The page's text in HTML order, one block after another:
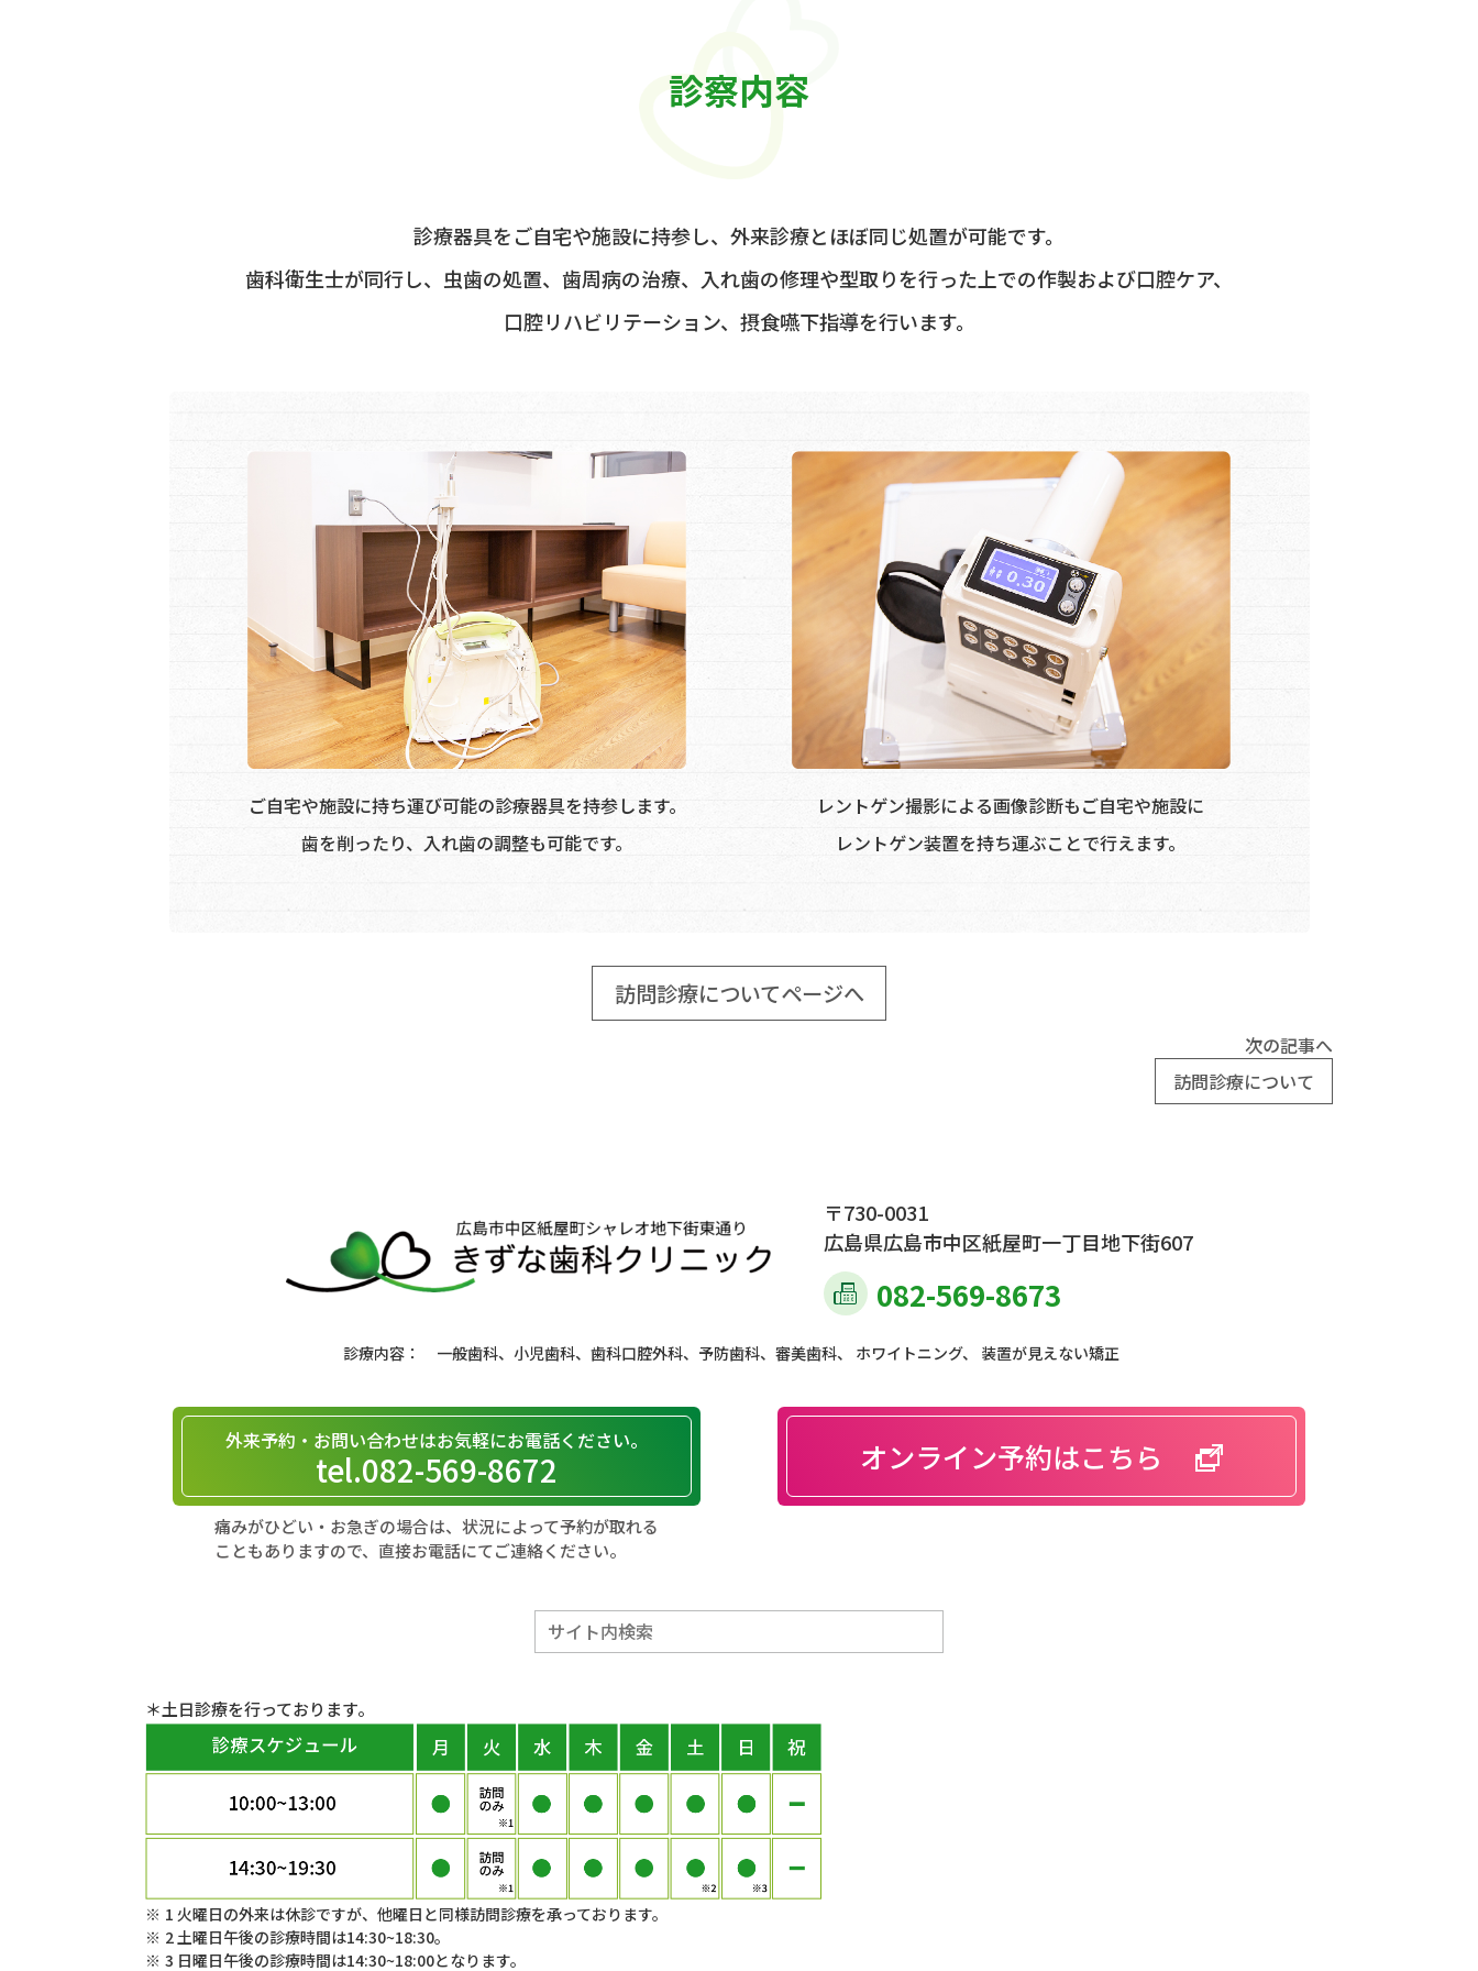
診察内容
診療器具をご自宅や施設に持参し、外来診療とほぼ同じ処置が可能です。
歯科衛生士が同行し、虫歯の処置、歯周病の治療、入れ歯の修理や型取りを行った上での作製および口腔ケア、
口腔リハビリテーション、摂食嚥下指導を行います。
ご自宅や施設に持ち運び可能の診療器具を持参します。
歯を削ったり、入れ歯の調整も可能です。
レントゲン撮影による画像診断もご自宅や施設に
レントゲン装置を持ち運ぶことで行えます。
訪問診療についてページへ
次の記事へ
訪問診療について
〒730-0031
広島県広島市中区紙屋町一丁目地下街607
082-569-8673
一般歯科、小児歯科、歯科口腔外科、予防歯科、 審美歯科、 ホワイトニング、 装置が見えない矯正
外来予約・お問い合わせはお気軽にお電話ください。
tel.082-569-8672
痛みがひどい・お急ぎの場合は、状況によって予約が取れる
こともありますので、直接お電話にてご連絡ください。
オンライン予約はこちら
＊土日診療を行っております。
1 火曜日の外来は休診ですが、他曜日と同様訪問診療を承っております。
2 土曜日午後の診療時間は14:30~18:30。
3 日曜日午後の診療時間は14:30~18:00となります。